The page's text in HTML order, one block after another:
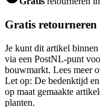
Gratis
Je kunt dit artikel binnen
via een PostNL-punt
bouwmarkt. Lees meer
Let op: De bedenktijd
op maat gemaakte
planten.